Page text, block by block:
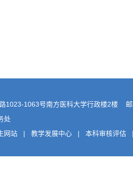
1023-1063号南方医科大学行政楼2楼
处
网站 | 教学发展中心 | 本科审核评估